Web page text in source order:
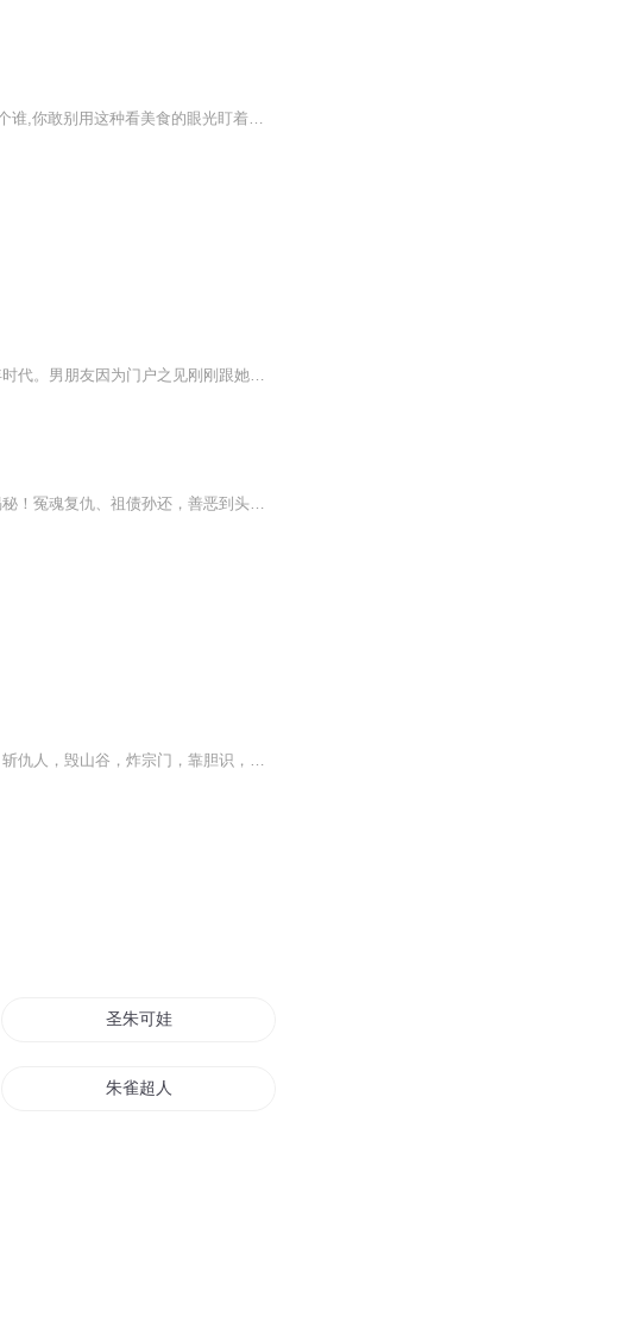
作为一只有理想有抱负的妖,生存法则第一条就是每天有吃又不会被吃。但是,那个谁,你敢别用这种看美食的眼光盯着我么?某：我只是觉得你很有发展的空间。不必了,小女甘愿一辈子庸庸无为。某：你是在信不过我么?我可什么都没说。某：看来不好好教训你一下是不...
【内容简介】修仙界第一天才清尘仙尊纪妍渡劫失败，竟回到了地球自己的少年时代。男朋友因为门户之见刚刚跟她分手。她也没有回到前世那个豪门狼窟。她要弥补前世遗憾，吊打前世陷害她的渣男渣女还有渣继母，手刃敌人，自在修仙。修行是一条不归路，前进一...
七鬼出世闯三界，地府阴曹任我行！刀山火海、油锅锯割，十八层地狱酷刑全揭秘！冤魂复仇、祖债孙还，善恶到头终有报！跑堂的小兔子原创玄幻大作，越听越上头，胆小慎入！
小道童一枚，为报仇投入仇人道门拜师，进药田，食仙草，误打误撞修身炼体，斩仇人，毁山谷，炸宗门，靠胆识，靠气魄，靠智慧，闯进修行世界，让人恨的牙根直痒，又爱又恨的闯祸精！一个天不怕地不怕的乱世道童，胆大包天，几度深入险地，惊天地，泣鬼神，...
圣朱可娃
朱雀超人